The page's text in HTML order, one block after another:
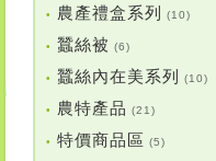
• 農產禮盒系列 (10)
• 蠶絲被 (6)
• 蠶絲內在美系列 (10)
• 農特產品 (21)
• 特價商品區 (5)